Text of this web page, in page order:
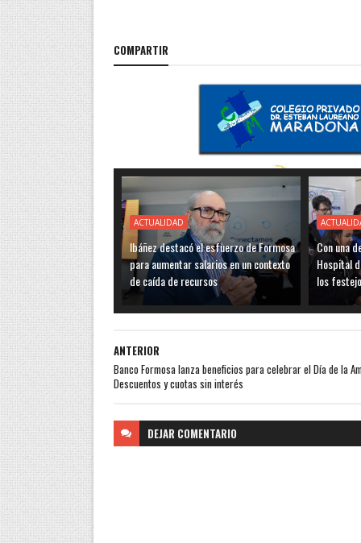
COMPARTIR
ACTUALIDAD
Ibáñez destacó el esfuerzo de Formosa
para aumentar salarios en un contexto
de caída de recursos
Con una
Hospital
los
ANTERIOR
Banco Formosa lanza beneficios para celebrar el Día de la
Descuentos y cuotas sin interés
DEJAR COMENTARIO